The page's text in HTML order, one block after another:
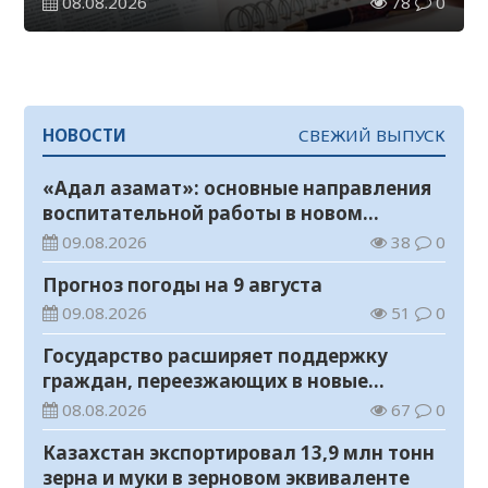
НОВОСТИ СВЕЖИЙ ВЫПУСК
«Адал азамат»: основные направления
воспитательной работы в новом
учебном году
09.08.2026 38 0
Прогноз погоды на 9 августа
09.08.2026 51 0
Государство расширяет поддержку
граждан, переезжающих в новые
регионы для работы
08.08.2026 67 0
Казахстан экспортировал 13,9 млн тонн
зерна и муки в зерновом эквиваленте